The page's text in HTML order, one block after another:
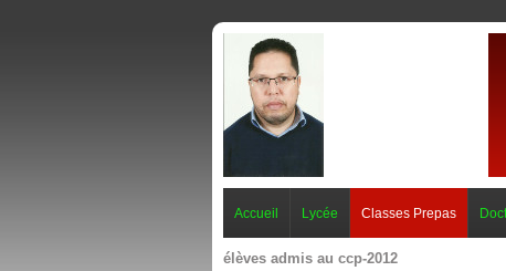
Accueil Lycée Classes Prepas
élèves admis au ccp-2012